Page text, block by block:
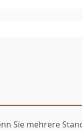
Sie mehrere